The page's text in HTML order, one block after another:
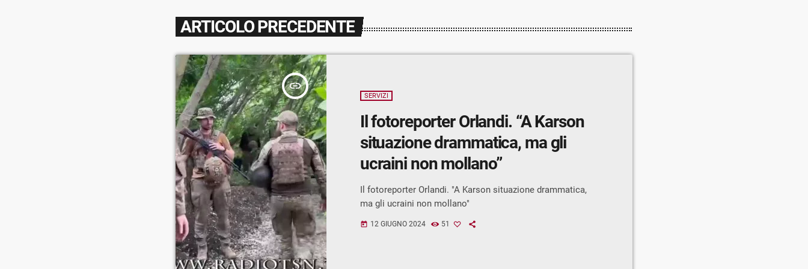
ARTICOLO PRECEDENTE
insert_link
SERVIZI
Il fotoreporter Orlandi. “A Karson
situazione drammatica, ma gli
ucraini non mollano”
Il fotoreporter Orlandi. "A Karson situazione drammatica,
ma gli ucraini non mollano"
today 12 GIUGNO 2024 51